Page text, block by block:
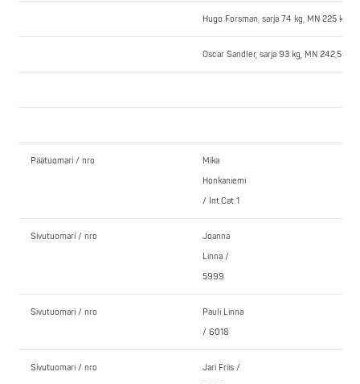
Hugo Forsman, sarja 74 kg, MN 225 kg,
Oscar Sandler, sarja 93 kg, MN 242,5 kg
Päätuomari / nro
Mika
Honkaniemi
/ Int.Cat 1
Sivutuomari / nro
Joanna
Linna /
5999
Sivutuomari / nro
Pauli Linna
/ 6018
Sivutuomari / nro
Jari Friis /